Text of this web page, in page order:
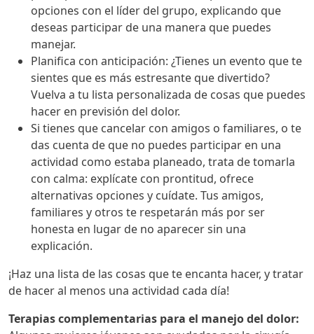
opciones con el líder del grupo, explicando que
deseas participar de una manera que puedes
manejar.
Planifica con anticipación: ¿Tienes un evento que te
sientes que es más estresante que divertido?
Vuelva a tu lista personalizada de cosas que puedes
hacer en previsión del dolor.
Si tienes que cancelar con amigos o familiares, o te
das cuenta de que no puedes participar en una
actividad como estaba planeado, trata de tomarla
con calma: explícate con prontitud, ofrece
alternativas opciones y cuídate. Tus amigos,
familiares y otros te respetarán más por ser
honesta en lugar de no aparecer sin una
explicación.
¡Haz una lista de las cosas que te encanta hacer, y tratar
de hacer al menos una actividad cada día!
Terapias complementarias para el manejo del dolor: